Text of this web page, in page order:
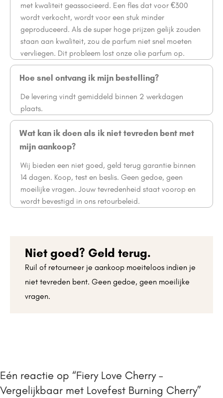
met kwaliteit geassocieerd. Een fles dat voor €300
wordt verkocht, wordt voor een stuk minder
geproduceerd. Als de super hoge prijzen gelijk zouden
staan aan kwaliteit, zou de parfum niet snel moeten
vervliegen. Dit probleem lost onze olie parfum op.
Hoe snel ontvang ik mijn bestelling?
De levering vindt gemiddeld binnen 2 werkdagen
plaats.
Wat kan ik doen als ik niet tevreden bent met
mijn aankoop?
Wij bieden een niet goed, geld terug garantie binnen
14 dagen. Koop, test en beslis. Geen gedoe, geen
moeilijke vragen. Jouw tevredenheid staat voorop en
wordt bevestigd in ons retourbeleid.
Niet goed? Geld terug.
Ruil of retourneer je aankoop moeiteloos indien je
niet tevreden bent. Geen gedoe, geen moeilijke
vragen.
Eén reactie op “Fiery Love Cherry –
Vergelijkbaar met Lovefest Burning Cherry”